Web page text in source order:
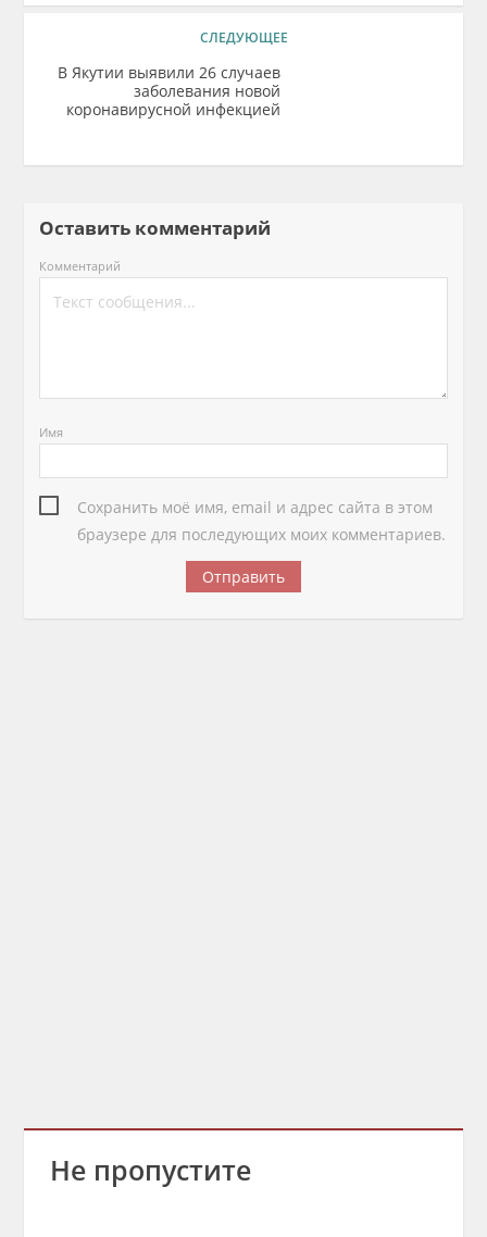
СЛЕДУЮЩЕЕ
В Якутии выявили 26 случаев
заболевания новой
коронавирусной инфекцией
Оставить комментарий
Комментарий
Имя
Сохранить моё имя, email и адрес сайта в этом
браузере для последующих моих комментариев.
Не пропустите